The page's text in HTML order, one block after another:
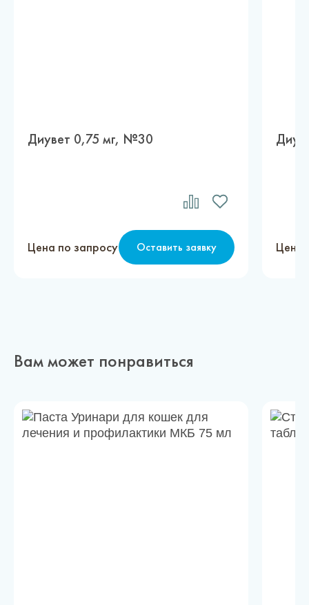
Диувет 0,75 мг, №30
Цена по запросу Оставить заявку Цена
Вам может понравиться